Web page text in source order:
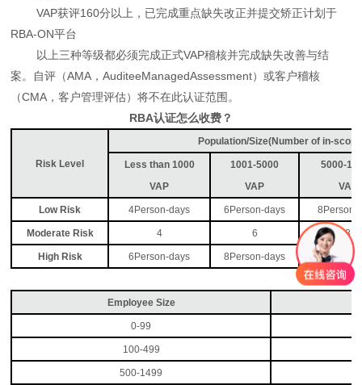
VAP获评160分以上，已完成重点缺失改正并提交矫正计划于
RBA-ON平台
以上三种等级都必须完成正式VAP稽核并完成缺失改善与结
案。自评（AMA，AuditeeManagedAssessment）或客户稽核
（CMA，客户管理评估）将不在此认证范围。
RBA认证怎么收费？
Risk Level
Population/Size(Number of in-
Less than 1000
VAP
1001-5000
VAP
5000-
VAP
Low Risk 4Person-days 6Person-days 8Person-
Moderate Risk 4 6 8
High Risk 6Person-days 8Person-days
Employee Size
0-99
100-499
500-1499